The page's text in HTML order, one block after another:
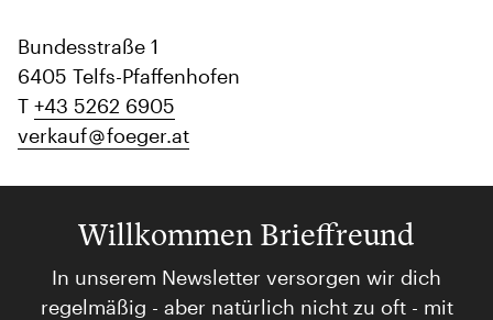
Bundesstraße 1
6405 Telfs-Pfaffenhofen
T +43 5262 6905
verkauf
foeger.at
Willkommen Brieffreund
In unserem Newsletter versorgen wir dich
regelmäßig - aber natürlich nicht zu oft - mit